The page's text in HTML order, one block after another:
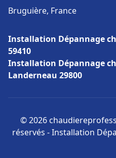
Bruguière, France
Installation Dépannage
59410
Installation Dépannage
Landerneau 29800
© 2026
réservés - Installation